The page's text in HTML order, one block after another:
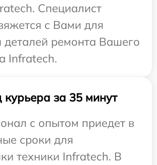
Специалист
с Вами для
деталей ремонта Вашего
Infratech.
курьера за 35 минут
с опытом приедет в
сроки для
техники Infratech. В